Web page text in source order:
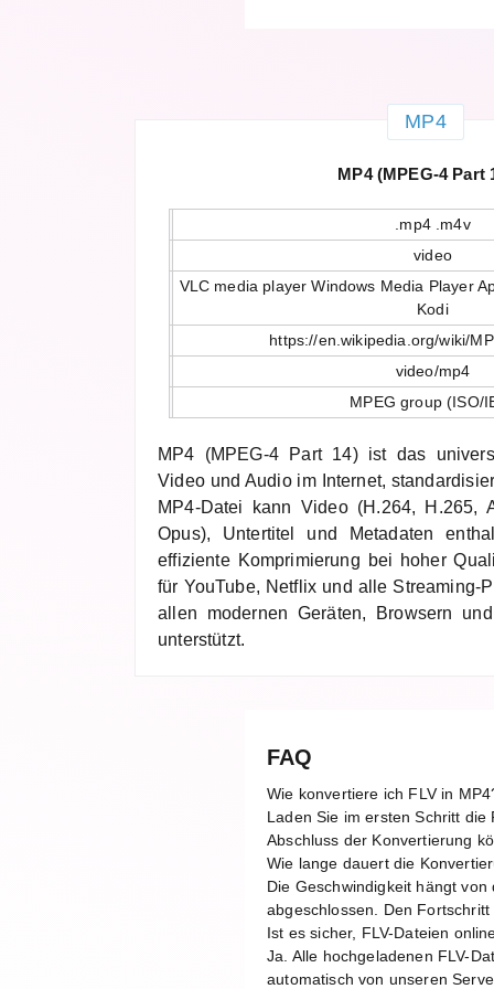
MP4
MP4 (MPEG-4 Part
.mp4 .m4v
video
VLC media player Windows Media Player
Kodi
https://en.wikipedia.org/wiki/
video/mp4
MPEG group (ISO/
MP4 (MPEG-4 Part 14) ist das
Video und Audio im Internet,
MP4-Datei kann Video (H.264, H.265,
Opus), Untertitel und Metadaten
effiziente Komprimierung bei hoher
für YouTube, Netflix und alle Streaming-
allen modernen Geräten, Browsern
unterstützt.
FAQ
Wie konvertiere ich FLV in
Laden Sie im ersten Schritt die
Abschluss der Konvertierung
Wie lange dauert die
Die Geschwindigkeit hängt
abgeschlossen. Den
Ist es sicher, FLV-Dateien
Ja. Alle hochgeladenen FLV-
automatisch von unseren